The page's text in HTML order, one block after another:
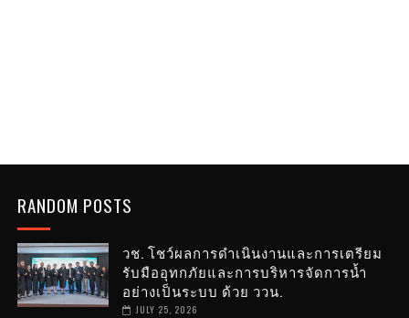
RANDOM POSTS
วช. โชว์ผลการดำเนินงานและการเตรียม
รับมืออุทกภัยและการบริหารจัดการน้ำ
อย่างเป็นระบบ ด้วย ววน.
JULY 25, 2026